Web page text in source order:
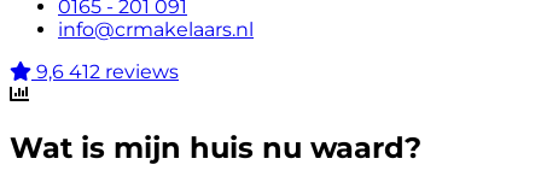
0165 - 201 091
info@crmakelaars.nl
9,6 412 reviews
Wat is mijn huis nu waard?